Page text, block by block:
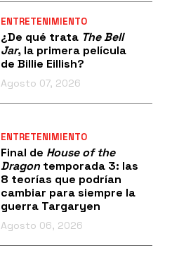
ENTRETENIMIENTO
¿De qué trata The Bell
Jar, la primera película
de Billie Eillish?
Agosto 07, 2026
ENTRETENIMIENTO
Final de House of the
Dragontemporada 3: las
8 teorías que podrían
cambiar para siempre la
guerra Targaryen
Agosto 06, 2026